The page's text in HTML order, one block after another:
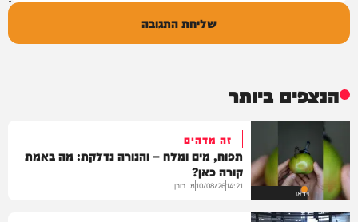
שליחת התגובה
הנצפים ביותר
וידאו
זה מדהים
תפוח, מים ומלח – והנורה נדלקת: מה באמת
קורה כאן?
14:21
10/08/26מ. רובן